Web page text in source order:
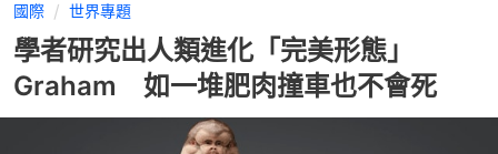
國際 世界專題
學者研究出人類進化「完美形態」
Graham 如一堆肥肉撞車也不會死